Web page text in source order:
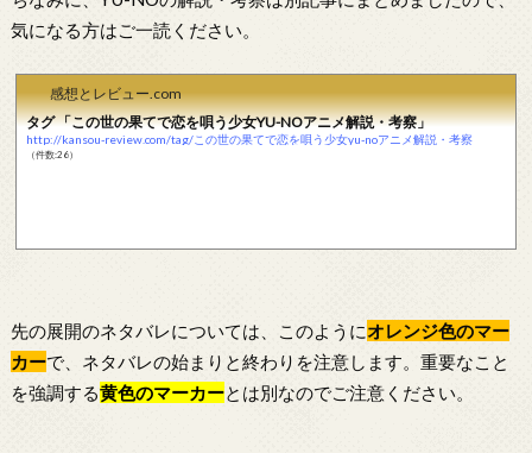
気になる方はご一読ください。
感想とレビュー.com
タグ 「この世の果てで恋を唄う少女YU-NOアニメ解説・考察」
http://kansou-review.com/tag/この世の果てで恋を唄う少女yu-noアニメ解説・考察
（件数:26）
先の展開のネタバレについては、このようにオレンジ色のマー
カーで、ネタバレの始まりと終わりを注意します。重要なこと
を強調する黄色のマーカーとは別なのでご注意ください。